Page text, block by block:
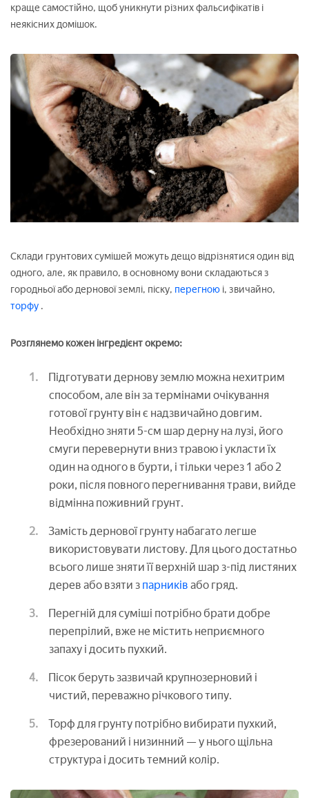
краще самостійно, щоб уникнути різних фальсифікатів і
неякісних домішок.
Склади грунтових сумішей можуть дещо відрізнятися один від
одного, але, як правило, в основному вони складаються з
городньої або дернової землі, піску, перегною і, звичайно,
торфу .
Розглянемо кожен інгредієнт окремо:
Підготувати дернову землю можна нехитрим
способом, але він за термінами очікування
готової грунту він є надзвичайно довгим.
Необхідно зняти 5-см шар дерну на лузі, його
смуги перевернути вниз травою і укласти їх
один на одного в бурти, і тільки через 1 або 2
роки, після повного перегнивання трави, вийде
відмінна поживний грунт.
Замість дернової грунту набагато легше
використовувати листову. Для цього достатньо
всього лише зняти її верхній шар з-під листяних
дерев або взяти з парників або гряд.
Перегній для суміші потрібно брати добре
перепрілий, вже не містить неприємного
запаху і досить пухкий.
Пісок беруть зазвичай крупнозерновий і
чистий, переважно річкового типу.
Торф для грунту потрібно вибирати пухкий,
фрезерований і низинний — у нього щільна
структура і досить темний колір.